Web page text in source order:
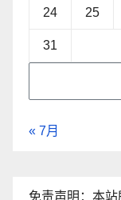
24 25
31
« 7月
免责声明：本